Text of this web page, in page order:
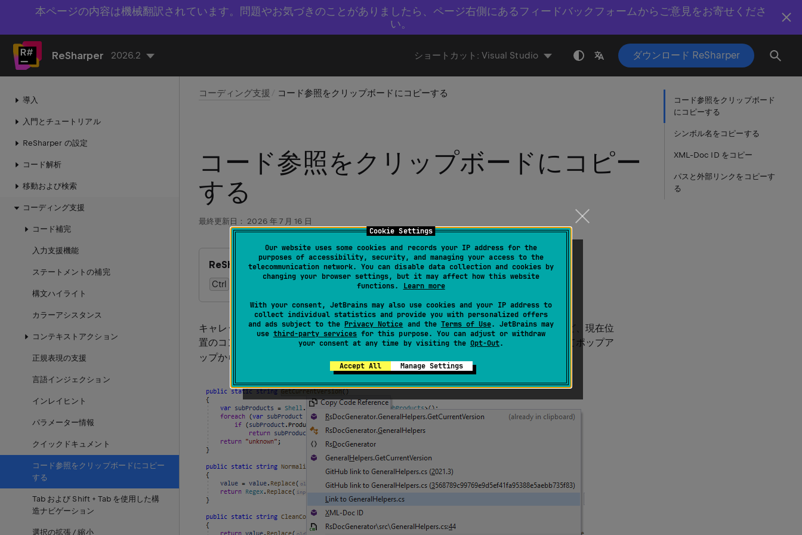
Cookie Settings
Our website uses some cookies and records your IP address for the
purposes of accessibility, security, and managing your access to the
telecommunication network. You can disable data collection and cookies by
changing your browser settings, but it may affect how this website
functions. Learn more
With your consent, JetBrains may also use cookies and your IP address to
collect individual statistics and provide you with personalized offers
and ads subject to the Privacy Notice and the Terms of Use. JetBrains may
use third-party services for this purpose. You can adjust or withdraw
your consent at any time by visiting the Opt-Out.
Accept All Manage Settings
本ページの内容は機械翻訳されています。問題やお気づきのことがありましたら、ページ右側にあるフィードバックフォームからご意見をお寄せくださ
い。
ReSharper 2026.2 ショートカット:Visual Studio ダウンロード ReSharper
導入
入門とチュートリアル
ReSharper の設定
コード解析
移動および検索
コーディング支援
コード補完
入力支援機能
ステートメントの補完
構文ハイライト
カラーアシスタンス
コンテキストアクション
正規表現の支援
言語インジェクション
インレイヒント
パラメーター情報
クイックドキュメント
コード参照をクリップボードにコピー
する
Tab および Shift + Tab を使用した構
造ナビゲーション
選択の拡張 / 縮小
コーディング支援 コード参照をクリップボードにコピーする
コード参照をクリップボードにコピー
する
最終更新日： 2026 年 7 月 16 日
ReSharper | 編集｜コード参照をコピー…
Ctrl ReSharper_CopyFqn )
キャレット下のシンボル名やその XML ドキュメント ID、ファイルパスや VCS パスなど、現在位
置のコンテキストを記録または共有する必要がある場合は、 Ctrl Alt Shift
を押してポップア
ップから目的の参照をコピーできます：
コード参照をクリップボード
にコピーする
シンボル名をコピーする
XML-Doc ID をコピー
パスと外部リンクをコピーす
る